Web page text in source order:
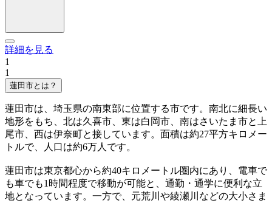
詳細を見る
1
1
蓮田市とは？
蓮田市は、埼玉県の南東部に位置する市です。南北に細長い
地形をもち、北は久喜市、東は白岡市、南はさいたま市と上
尾市、西は伊奈町と接しています。面積は約27平方キロメー
トルで、人口は約6万人です。
蓮田市は東京都心から約40キロメートル圏内にあり、電車で
も車でも1時間程度で移動が可能と、通勤・通学に便利な立
地となっています。一方で、元荒川や綾瀬川などの大小さま